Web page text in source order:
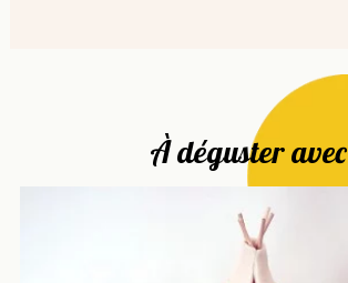
À déguster avec